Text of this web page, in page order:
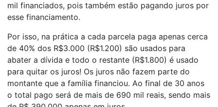
mil financiados, pois também estão pagando juros por
esse financiamento.
Por isso, na prática a cada parcela paga apenas cerca
de 40% dos R$3.000 (R$1.200) são usados para
abater a dívida e todo o restante (R$1.800) é usado
para quitar os juros! Os juros não fazem parte do
montante que a família financiou. Ao final de 30 anos
o total pago será de mais de 690 mil reais, sendo mais